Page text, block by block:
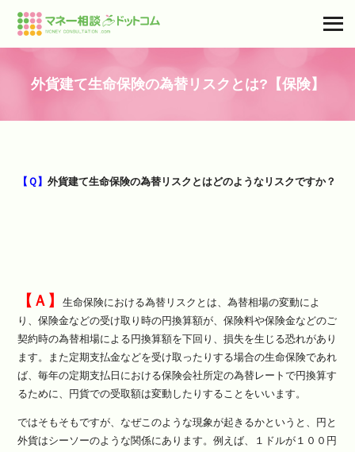
外貨建て生命保険の為替リスクとは?【保険】
【Ｑ】外貨建て生命保険の為替リスクとはどのようなリスクですか？
【Ａ】生命保険における為替リスクとは、為替相場の変動によ
り、保険金などの受け取り時の円換算額が、保険料や保険金などのご
契約時の為替相場による円換算額を下回り、損失を生じる恐れがあり
ます。また定期支払金などを受け取ったりする場合の生命保険であれ
ば、毎年の定期支払日における保険会社所定の為替レートで円換算す
るために、円貨での受取額は変動したりすることをいいます。
ではそもそもですが、なぜこのような現象が起きるかというと、円と
外貨はシーソーのような関係にあります。例えば、１ドルが１００円